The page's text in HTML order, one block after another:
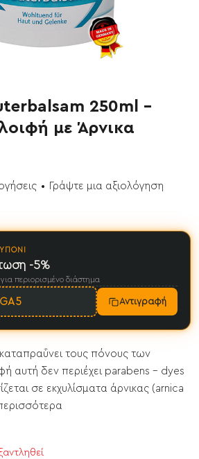
Έχει εξαντληθεί
250ml -
με Άρνικα
• Γράψτε μια αξιολόγηση
-5%
περιορισμένο διάστημα
Αντιγραφή
καταπραΰνει τους πόνους των
αυτή δεν περιέχει parabens - dyes
σε εκχυλίσματα άρνικας (arnica